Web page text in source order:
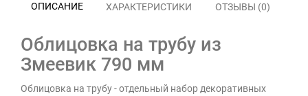
ОПИСАНИЕ ХАРАКТЕРИСТИКИ ОТЗЫВЫ (0)
Облицовка на трубу из
Змеевик 790 мм
Облицовка на трубу - отдельный набор декоративных